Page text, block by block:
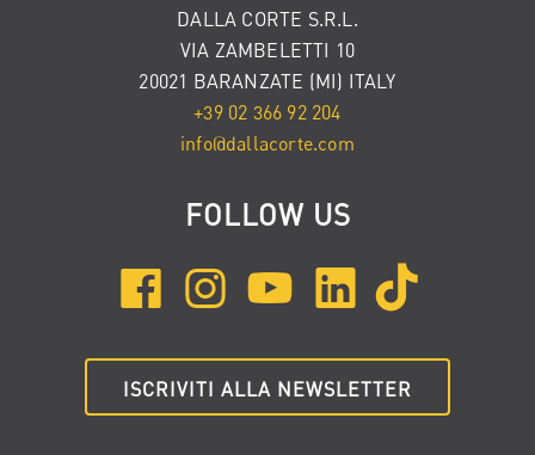
DALLA CORTE S.R.L.
VIA ZAMBELETTI 10
20021 BARANZATE (MI) ITALY
+39 02 366 92 204
info@dallacorte.com
FOLLOW US
ISCRIVITI ALLA NEWSLETTER